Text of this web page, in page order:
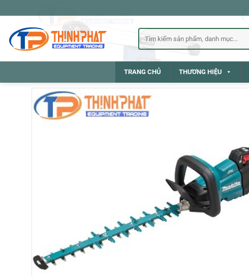
qua
dung
Tìm
kiếm:
TRANG CHỦ THƯƠNG HIỆU